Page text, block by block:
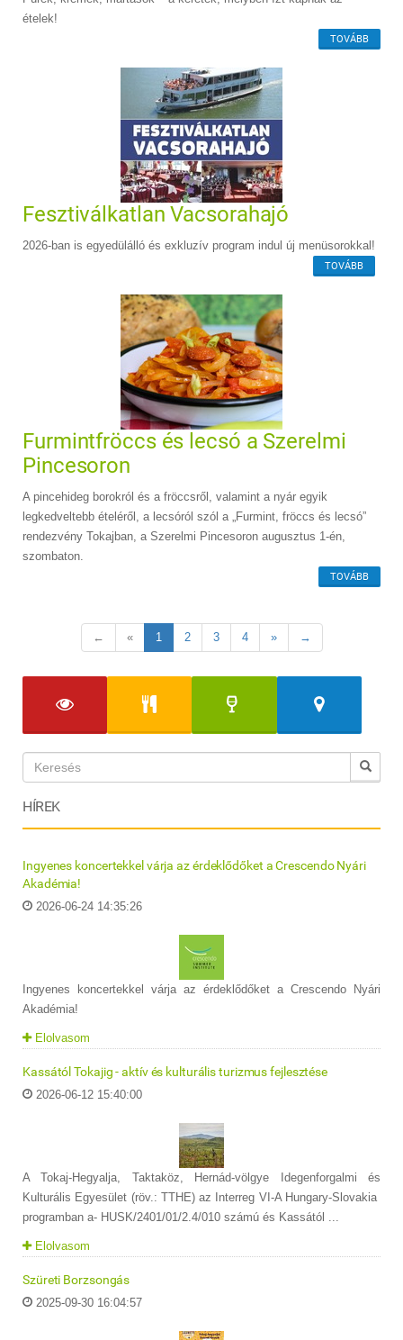
ételek!
TOVÁBB
Fesztiválkatlan Vacsorahajó
2026-ban is egyedülálló és exkluzív program indul új menüsorokkal!
TOVÁBB
Furmintfröccs és lecsó a Szerelmi
Pincesoron
A pincehideg borokról és a fröccsről, valamint a nyár egyik
legkedveltebb ételéről, a lecsóról szól a „Furmint, fröccs és lecsó”
rendezvény Tokajban, a Szerelmi Pincesoron augusztus 1-én,
szombaton.
TOVÁBB
← « 1 2 3 4 » →
HÍREK
Ingyenes koncertekkel várja az érdeklődőket a Crescendo Nyári
Akadémia!
2026-06-24 14:35:26
Ingyenes koncertekkel várja az érdeklődőket a Crescendo Nyári
Akadémia!
Elolvasom
Kassától Tokajig - aktív és kulturális turizmus fejlesztése
2026-06-12 15:40:00
A Tokaj-Hegyalja, Taktaköz, Hernád-völgye Idegenforgalmi és
Kulturális Egyesület (röv.: TTHE) az Interreg VI-A Hungary-Slovakia
programban a- HUSK/2401/01/2.4/010 számú és Kassától ...
Elolvasom
Szüreti Borzsongás
2025-09-30 16:04:57